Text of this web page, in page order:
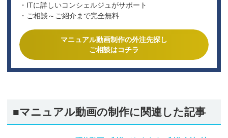
・ITに詳しいコンシェルジュがサポート
・ご相談～ご紹介まで完全無料
マニュアル動画制作の外注先探し
ご相談はコチラ
■マニュアル動画の制作に関連した記事